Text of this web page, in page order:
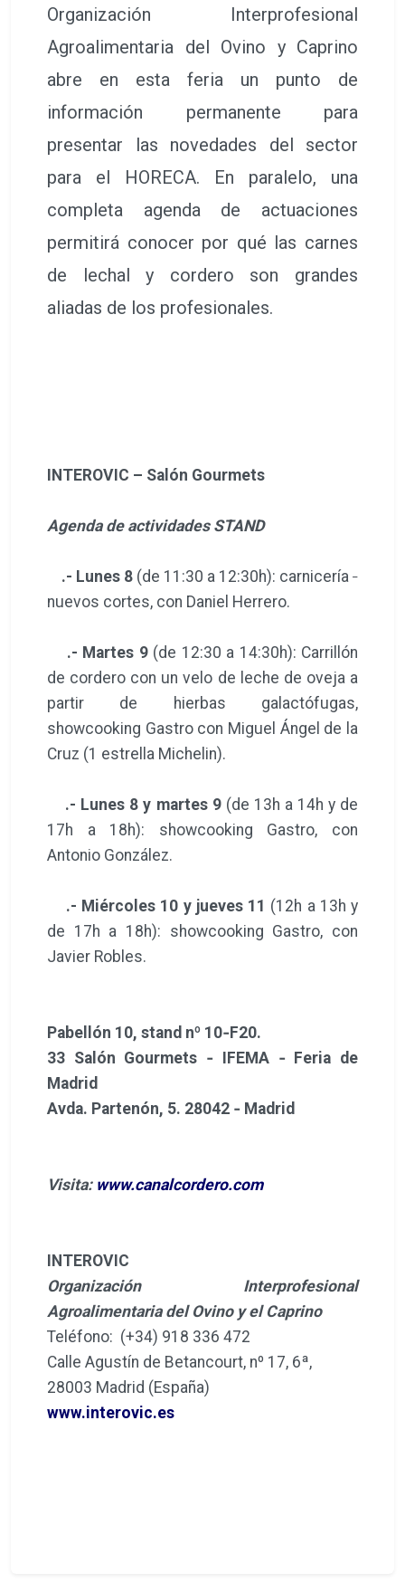
Organización Interprofesional
Agroalimentaria del Ovino y Caprino
abre en esta feria un punto de
información permanente para
presentar las novedades del sector
para el HORECA. En paralelo, una
completa agenda de actuaciones
permitirá conocer por qué las carnes
de lechal y cordero son grandes
aliadas de los profesionales.
INTEROVIC – Salón Gourmets
Agenda de actividades STAND
.- Lunes 8 (de 11:30 a 12:30h): carnicería ‐
nuevos cortes, con Daniel Herrero.
.- Martes 9(de 12:30 a 14:30h): Carrillón
de cordero con un velo de leche de oveja a
partir de hierbas galactófugas,
showcooking Gastro con Miguel Ángel de la
Cruz (1 estrella Michelin).
.- Lunes 8 y martes 9(de 13h a 14h y de
17h a 18h): showcooking Gastro, con
Antonio González.
.- Miércoles 10 y jueves 11 (12h a 13h y
de 17h a 18h): showcooking Gastro, con
Javier Robles.
Pabellón 10, stand nº 10‐F20.
33 Salón Gourmets ‐ IFEMA ‐ Feria de
Madrid
Avda. Partenón, 5. 28042 ‐ Madrid
Visita: www.canalcordero.com
INTEROVIC
Organización Interprofesional
Agroalimentaria del Ovino y el Caprino
Teléfono: (+34) 918 336 472
Calle Agustín de Betancourt, nº 17, 6ª,
28003 Madrid (España)
www.interovic.es